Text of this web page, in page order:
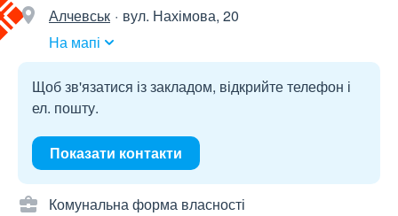
Алчевськ
вул. Нахімова, 20
На мапі
Щоб зв'язатися із закладом, відкрийте телефон і
ел. пошту.
Показати контакти
Комунальна форма власності